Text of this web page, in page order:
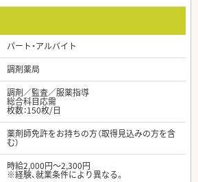
パート・アルバイト
調剤薬局
調剤／監査／服薬指導
総合科目応需
枚数：150枚/日
薬剤師免許をお持ちの方（取得見込みの方を含
む）
時給2,000円～2,300円
※経験、就業条件により異なる。